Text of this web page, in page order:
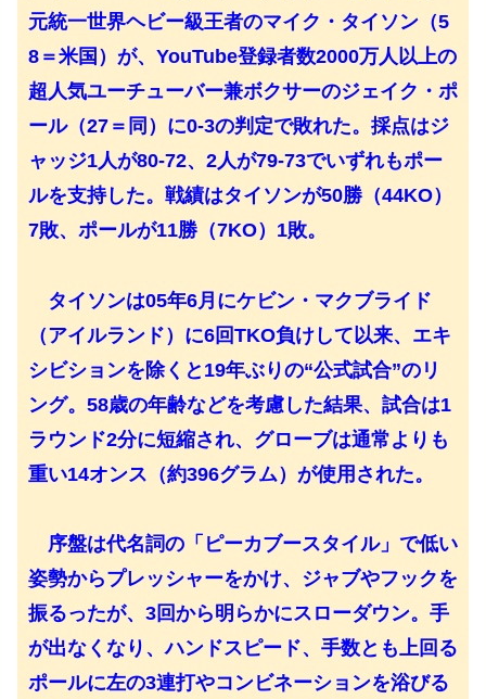
元統一世界ヘビー級王者のマイク・タイソン（5
8＝米国）が、YouTube登録者数2000万人以上の
超人気ユーチューバー兼ボクサーのジェイク・ポ
ール（27＝同）に0-3の判定で敗れた。採点はジ
ャッジ1人が80-72、2人が79-73でいずれもポー
ルを支持した。戦績はタイソンが50勝（44KO）
7敗、ポールが11勝（7KO）1敗。
タイソンは05年6月にケビン・マクブライド
（アイルランド）に6回TKO負けして以来、エキ
シビションを除くと19年ぶりの“公式試合”のリ
ング。58歳の年齢などを考慮した結果、試合は1
ラウンド2分に短縮され、グローブは通常よりも
重い14オンス（約396グラム）が使用された。
序盤は代名詞の「ピーカブースタイル」で低い
姿勢からプレッシャーをかけ、ジャブやフックを
振るったが、3回から明らかにスローダウン。手
が出なくなり、ハンドスピード、手数とも上回る
ポールに左の3連打やコンビネーションを浴びる